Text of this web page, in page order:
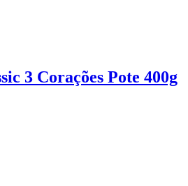
3 Corações Pote 400g